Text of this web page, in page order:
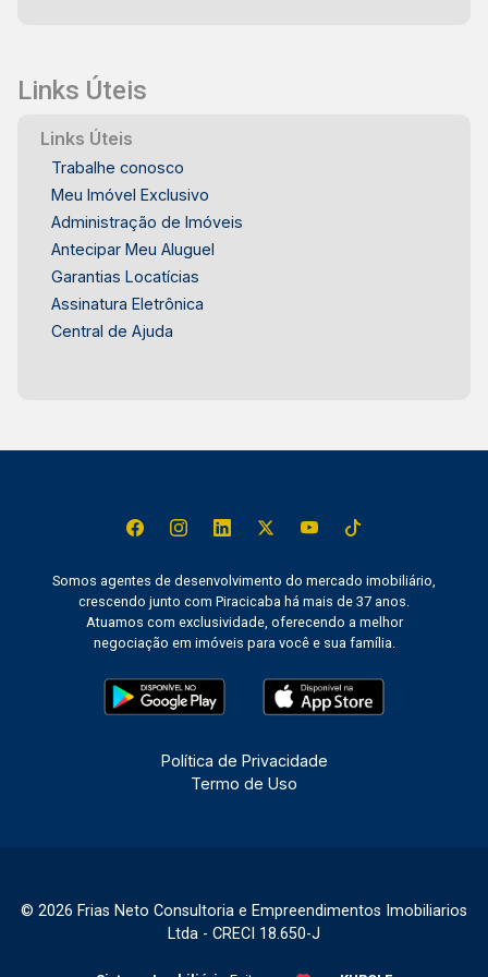
Links Úteis
Links Úteis
Trabalhe conosco
Meu Imóvel Exclusivo
Administração de Imóveis
Antecipar Meu Aluguel
Garantias Locatícias
Assinatura Eletrônica
Central de Ajuda
Somos agentes de desenvolvimento do mercado imobiliário,
crescendo junto com Piracicaba há mais de 37 anos.
Atuamos com exclusividade, oferecendo a melhor
negociação em imóveis para você e sua família.
Política de Privacidade
Termo de Uso
© 2026 Frias Neto Consultoria e Empreendimentos Imobiliarios
Ltda - CRECI 18.650-J